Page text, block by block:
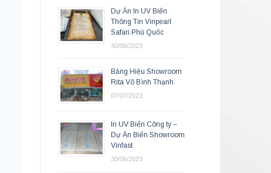
Dự Án In UV Biển
Thông Tin Vinpearl
Safari Phú Quốc
30/06/2023
Bảng Hiệu Showroom
Rita Võ Bình Thạnh
07/07/2023
In UV Biển Công ty –
Dự Án Biển Showroom
Vinfast
30/06/2023